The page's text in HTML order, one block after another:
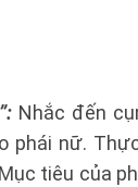
Nhắc đến
phái nữ.
tiêu của